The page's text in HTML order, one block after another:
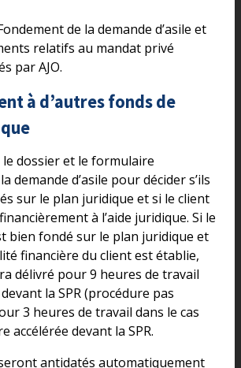
de la demande d’asile et
relatifs au mandat privé
par AJO.
à d’autres fonds de
le dossier et le formulaire
demande d’asile pour décider s’ils
sur le plan juridique et si le client
à l’aide juridique. Si le
bien fondé sur le plan juridique et
financière du client est établie,
délivré pour 9 heures de travail
la SPR (procédure pas
3 heures de travail dans le cas
accélérée devant la SPR.
antidatés automatiquement